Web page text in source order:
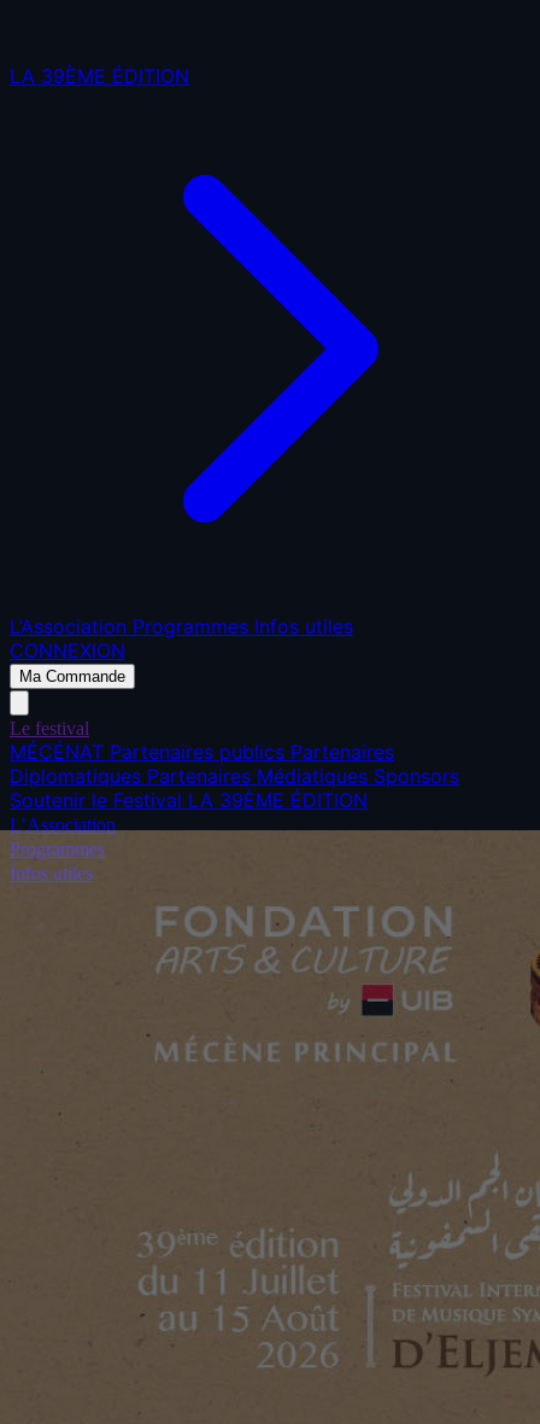
LA 39ÈME ÉDITION
L’Association Programmes Infos utiles
CONNEXION
Ma Commande
Le festival
MÉCÉNAT Partenaires publics Partenaires
Diplomatiques Partenaires Médiatiques Sponsors
Soutenir le Festival LA 39ÈME ÉDITION
L’Association
Programmes
Infos utiles